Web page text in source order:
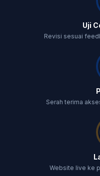
Uji
Revisi sesuai
Serah terima
Website live ke